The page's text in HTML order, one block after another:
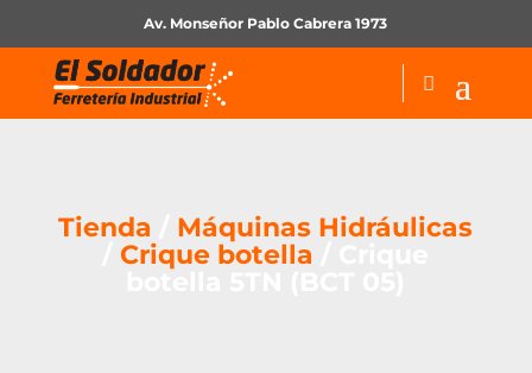
Av. Monseñor Pablo Cabrera 1973
Tienda
Máquinas Hidráulicas
/Crique botella